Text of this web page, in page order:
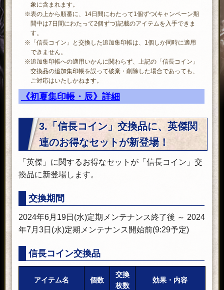
象に含まれます。
※表の上から順番に、14日間にわたって1個ずつ(キャンペーン期
間中は7日間にわたって2個ずつ)記載のアイテムを入手できま
す。
※「信長コイン」と交換した追加集印帳は、1個しか同時に適用
できません。
※追加集印帳への適用いかんに関わらず、上記の「信長コイン」
交換品の追加集印帳を誤って破棄・削除した場合であっても、
ご対応はいたしかねます。
《初夏集印帳・辰》詳細
日数 アイテム 効果・内容
使用すると、下記アイテムを
取り出せる。
●初夏九十九箱・辰×1
効果：使用すると、下記アイテム
効果：九十九の力「初夏清涼」
3.「信長コイン」交換品に、英傑関
連のお得なセットが新登場！
「英傑」に関するお得なセットが「信長コイン」交
換品に新登場します。
交換期間
2024年6月19日(水)定期メンテナンス終了後 ～ 2024
年7月3日(水)定期メンテナンス開始前(9:29予定)
信長コイン交換品
アイテム名 個数
交換
枚数
効果・内容